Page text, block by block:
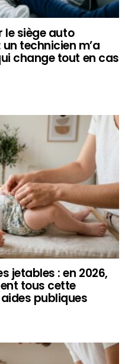
le siège auto
technicien m’a
change tout en cas
jetables : en 2026,
tous cette
publiques